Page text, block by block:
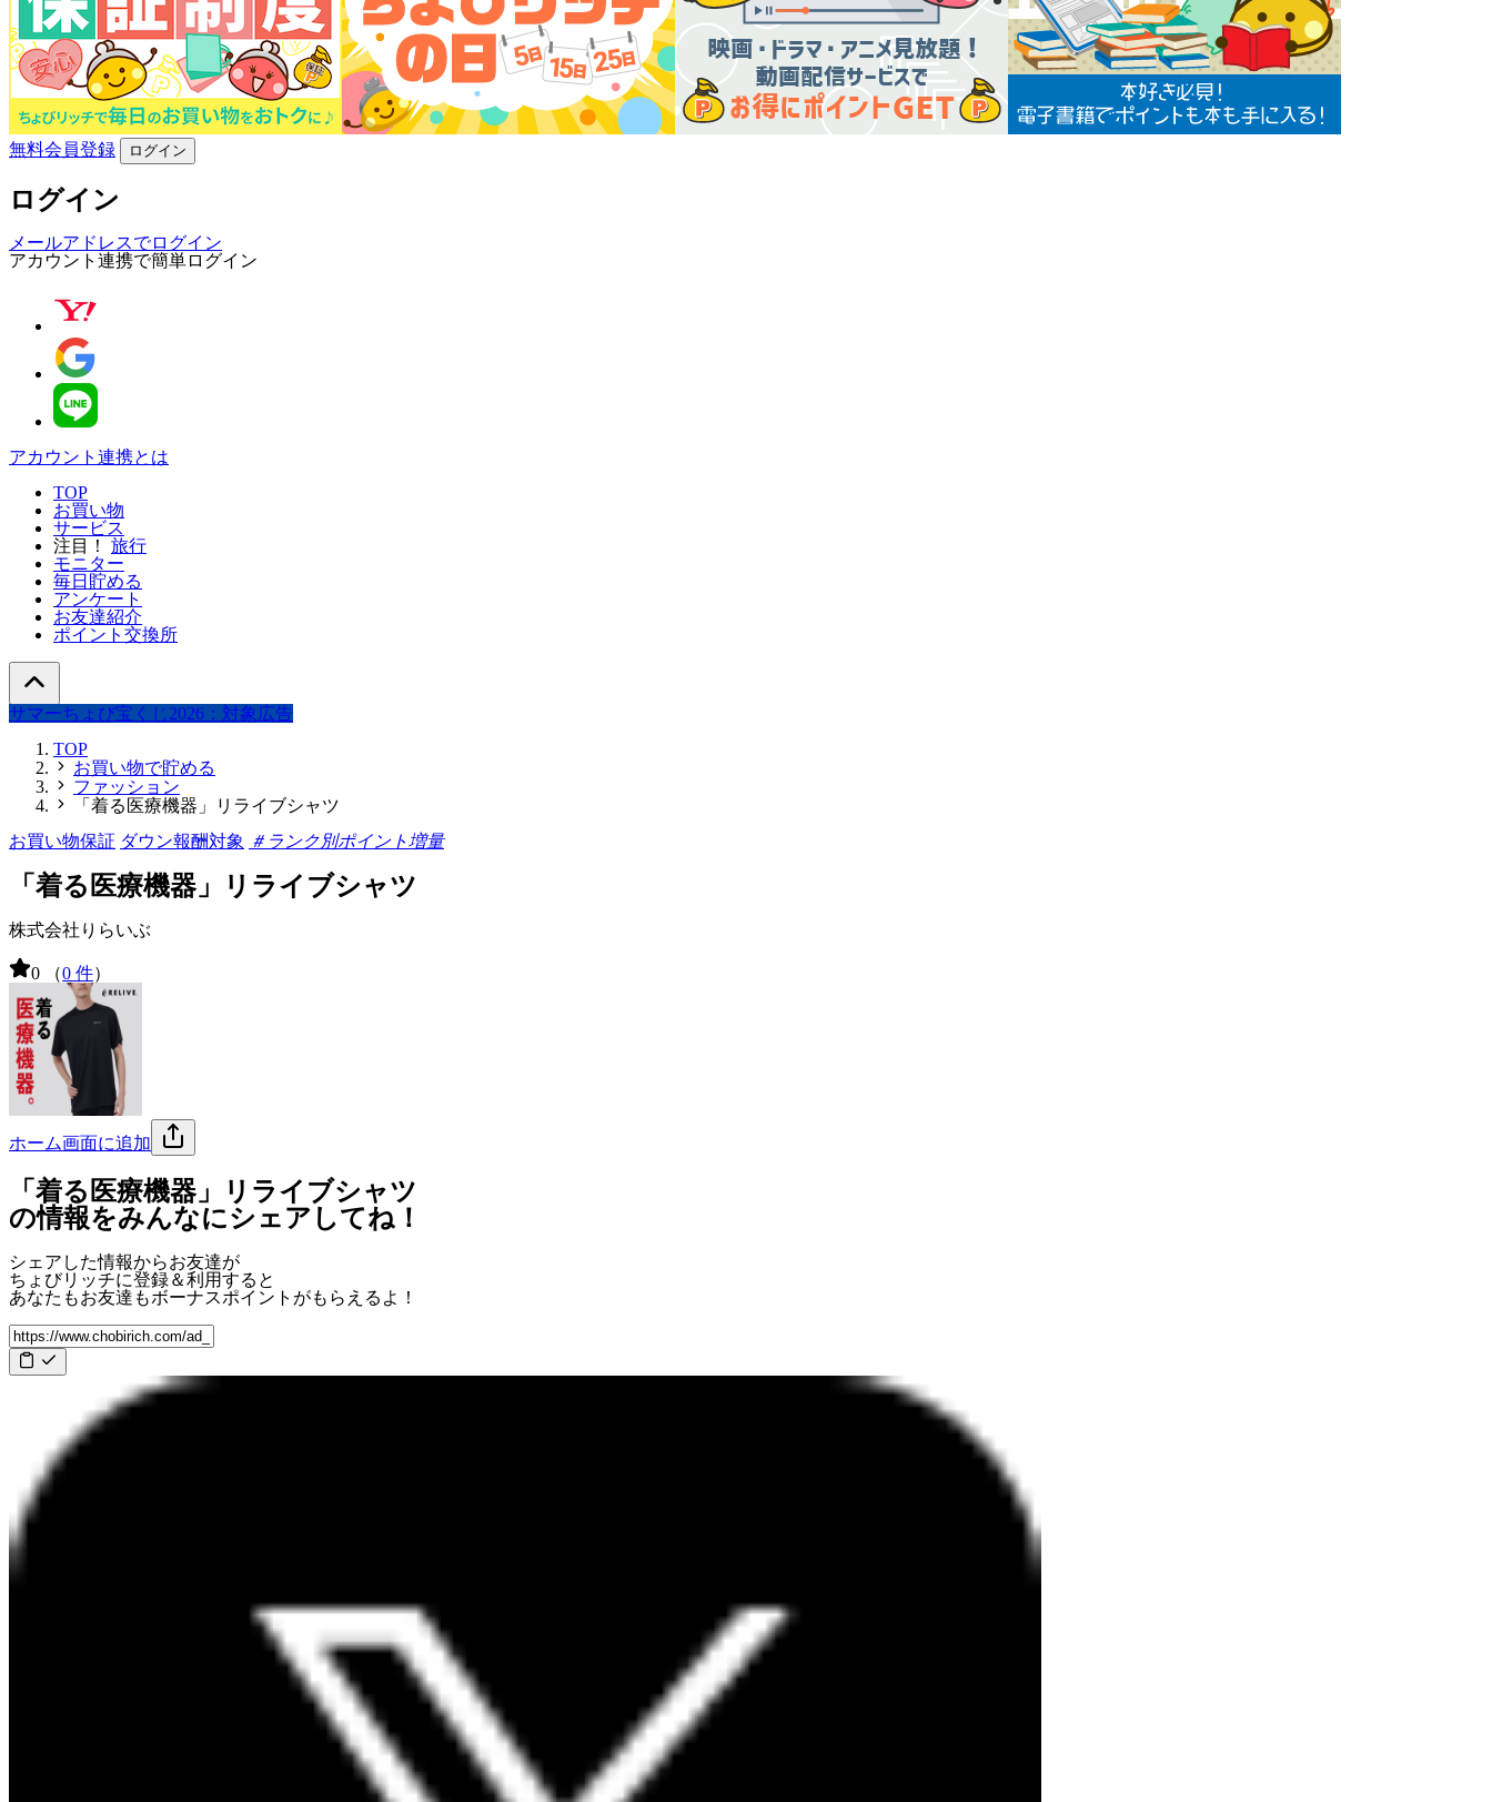
無料会員登録 ログイン
ログイン
メールアドレスでログイン
アカウント連携で簡単ログイン
アカウント連携とは
TOP
お買い物
サービス
注目！
旅行
モニター
毎日貯める
アンケート
お友達紹介
ポイント交換所
サマーちょび宝くじ2026：対象広告
TOP
お買い物で貯める
ファッション
「着る医療機器」リライブシャツ
お買い物保証 ダウン報酬対象 ＃ランク別ポイント増量
「着る医療機器」リライブシャツ
株式会社りらいぶ
0 （0 件）
ホーム画面に追加
「着る医療機器」リライブシャツ
の情報をみんなにシェアしてね！
シェアした情報からお友達が
ちょびリッチに登録＆利用すると
あなたもお友達もボーナスポイント がもらえるよ！